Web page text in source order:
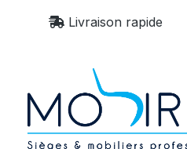
au contenu principal
Passer à la recherche
Passer à la navigation
Livraison rapide